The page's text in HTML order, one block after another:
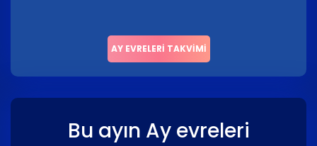
AY EVRELERI TAKVIMI
Bu ayın Ay evreleri